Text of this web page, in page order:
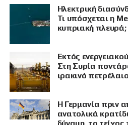
Ηλεκτρική
Τι υπόσχεται η
κυπριακή πλευρά;
Εκτός
Στη Συρία
ιρακινό πετρέλαιο
Η Γερμανία πριν
ανατολικά